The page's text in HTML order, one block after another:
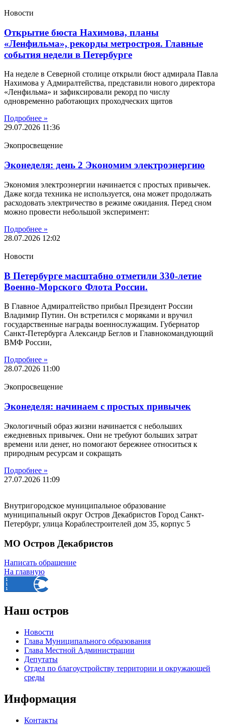
Новости
Открытие бюста Нахимова, планы
«Ленфильма», рекорды метростроя. Главные
события недели в Петербурге
На неделе в Северной столице открыли бюст адмирала Павла
Нахимова у Адмиралтейства, представили нового директора
«Ленфильма» и зафиксировали рекорд по числу
одновременно работающих проходческих щитов
Подробнее »
29.07.2026 11:36
Экопросвещение
Эконеделя: день 2 Экономим электроэнергию
Экономия электроэнергии начинается с простых привычек.
Даже когда техника не используется, она может продолжать
расходовать электричество в режиме ожидания. Перед сном
можно провести небольшой эксперимент:
Подробнее »
28.07.2026 12:02
Новости
В Петербурге масштабно отметили 330-летие
Военно-Морского Флота России.
В Главное Адмиралтейство прибыл Президент России
Владимир Путин. Он встретился с моряками и вручил
государственные награды военнослужащим. Губернатор
Санкт-Петербурга Александр Беглов и Главнокомандующий
ВМФ России,
Подробнее »
28.07.2026 11:00
Экопросвещение
Эконеделя: начинаем с простых привычек
Экологичный образ жизни начинается с небольших
ежедневных привычек. Они не требуют больших затрат
времени или денег, но помогают бережнее относиться к
природным ресурсам и сокращать
Подробнее »
27.07.2026 11:09
Внутригородское муниципальное образование
муниципальный округ Остров Декабристов Город Санкт-
Петербург, улица Кораблестроителей дом 35, корпус 5
МО Остров Декабристов
Написать обращение
На главную
Наш остров
Новости
Глава Муниципального образования
Глава Местной Администрации
Депутаты
Отдел по благоустройству территории и окружающей
среды
Информация
Контакты